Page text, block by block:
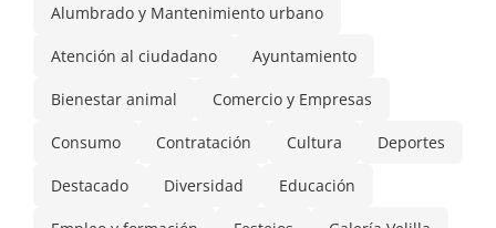
Alumbrado y Mantenimiento urbano
Atención al ciudadano Ayuntamiento
Bienestar animal Comercio y Empresas
Consumo Contratación Cultura Deportes
Destacado Diversidad Educación